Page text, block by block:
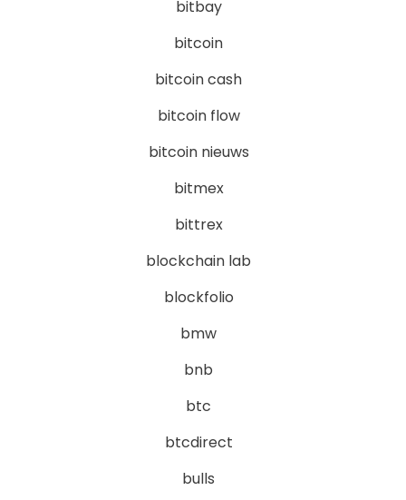
bitbay
bitcoin
bitcoin cash
bitcoin flow
bitcoin nieuws
bitmex
bittrex
blockchain lab
blockfolio
bmw
bnb
btc
btcdirect
bulls